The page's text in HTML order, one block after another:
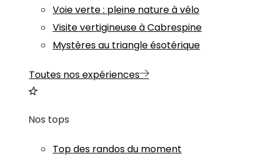
Voie verte : pleine nature à vélo
Visite vertigineuse à Cabrespine
Mystères au triangle ésotérique
Toutes nos expériences
Nos tops
Top des randos du moment